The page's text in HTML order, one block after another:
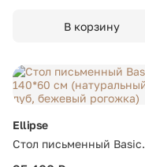
В корзину
Ellipse
Стол письменный Basic
140*60 см (натуральный